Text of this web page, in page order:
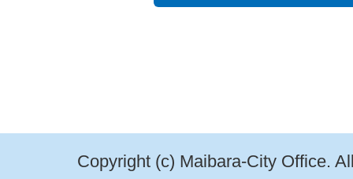
Copyright (c) Maibara-City Office.